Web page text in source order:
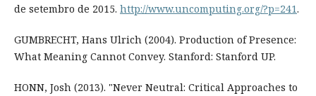
de setembro de 2015. http://www.uncomputing.org/?p=241.
GUMBRECHT, Hans Ulrich (2004). Production of Presence:
What Meaning Cannot Convey. Stanford: Stanford UP.
HONN, Josh (2013). "Never Neutral: Critical Approaches to